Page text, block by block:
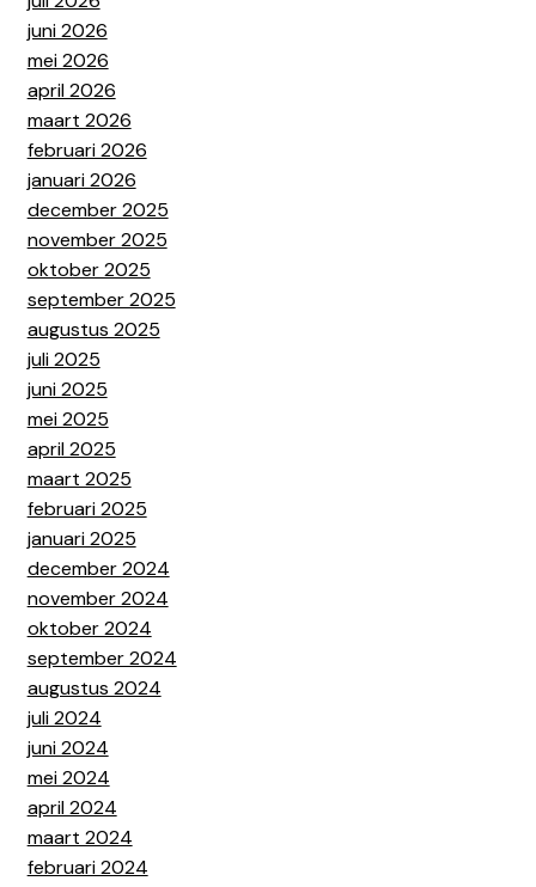
juni 2026
mei 2026
april 2026
maart 2026
februari 2026
januari 2026
december 2025
november 2025
oktober 2025
september 2025
augustus 2025
juli 2025
juni 2025
mei 2025
april 2025
maart 2025
februari 2025
januari 2025
december 2024
november 2024
oktober 2024
september 2024
augustus 2024
juli 2024
juni 2024
mei 2024
april 2024
maart 2024
februari 2024